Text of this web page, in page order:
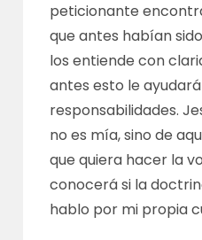
peticionante
que antes habían
los entiende con
antes esto le
responsabilidades.
no es mía, sino de
que quiera hacer la
conocerá si la
hablo por mi propia